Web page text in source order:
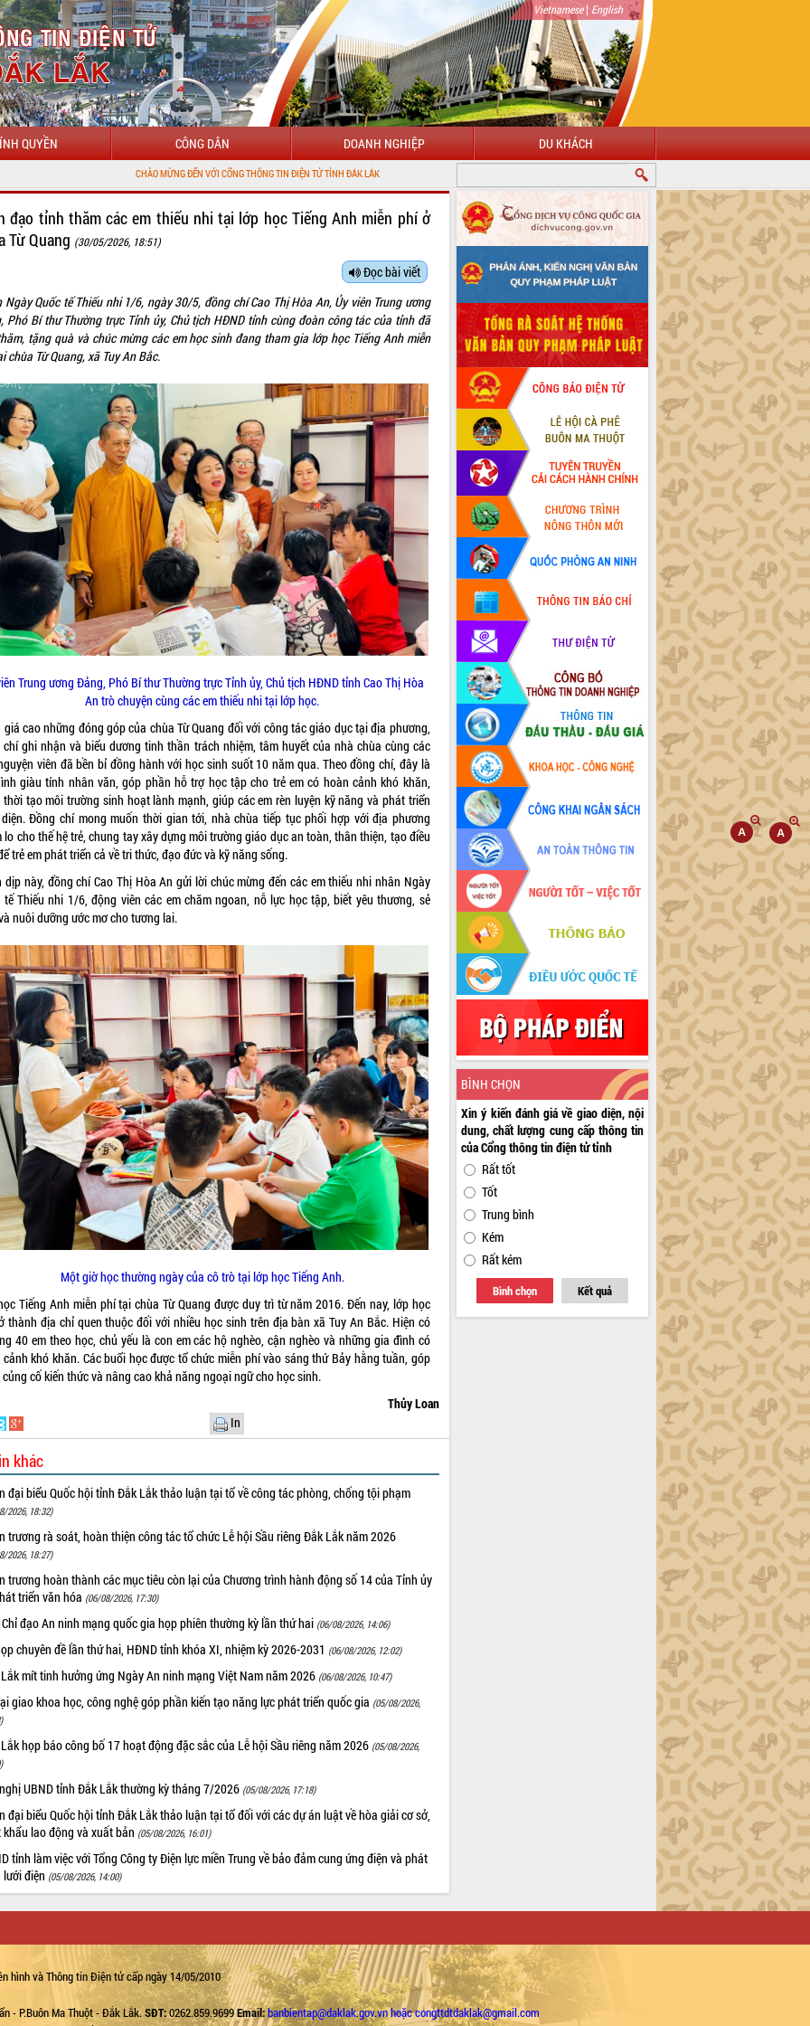
Vietnamese| English
QUYỀN CÔNG DÂN DOANH NGHIỆP DU KHÁCH
CHÀO MỪNG ĐẾN VỚI CỔNG THÔNG TIN ĐIỆN TỬ TỈNH ĐẮK LẮK
đạo tỉnh thăm các em thiếu nhi tại lớp học Tiếng Anh miễn phí ở
Từ Quang (30/05/2026, 18:51)
Đọc bài viết
Ngày Quốc tế Thiếu nhi 1/6, ngày 30/5, đồng chí Cao Thị Hòa An, Ủy viên Trung ương
Phó Bí thư Thường trực Tỉnh ủy, Chủ tịch HĐND tỉnh cùng đoàn công tác của tỉnh đã
tặng quà và chúc mừng các em học sinh đang tham gia lớp học Tiếng Anh miễn
chùa Từ Quang, xã Tuy An Bắc.
Trung ương Đảng, Phó Bí thư Thường trực Tỉnh ủy, Chủ tịch HĐND tỉnhCao Thị Hòa
Antrò chuyện cùng các em thiếu nhi tại lớp học.
cao những đóng góp của chùa Từ Quang đối với công tác giáo dục tại địa phương,
chí ghi nhận và biểu dương tinh thần trách nhiệm, tâm huyết của nhà chùa cùng các
viên đã bền bỉ đồng hành với học sinh suốt 10 năm qua. Theo đồng chí, đây là
giàu tính nhân văn, góp phần hỗ trợ học tập cho trẻ em có hoàn cảnh khó khăn,
thời tạo môi trường sinh hoạt lành mạnh, giúp các em rèn luyện kỹ năng và phát triển
Đồng chí mong muốn thời gian tới, nhà chùa tiếp tục phối hợp với địa phương
lo cho thế hệ trẻ, chung tay xây dựng môi trường giáo dục an toàn, thân thiện, tạo điều
trẻ em phát triển cả về tri thức, đạo đức và kỹ năng sống.
dịp này, đồng chí Cao Thị Hòa An gửi lời chúc mừng đến các em thiếu nhi nhân Ngày
tế Thiếu nhi 1/6, động viên các em chăm ngoan, nỗ lực học tập, biết yêu thương, sẻ
nuôi dưỡng ước mơ cho tương lai.
Một giờ học thường ngày của cô trò tại lớp học Tiếng Anh.
Tiếng Anh miễn phí tại chùa Từ Quang được duy trì từ năm 2016. Đến nay, lớp học
thành địa chỉ quen thuộc đối với nhiều học sinh trên địa bàn xã Tuy An Bắc. Hiện có
40 em theo học, chủ yếu là con em các hộ nghèo, cận nghèo và những gia đình có
khó khăn. Các buổi học được tổ chức miễn phí vào sáng thứ Bảy hằng tuần, góp
cố kiến thức và nâng cao khả năng ngoại ngữ cho học sinh.
Thủy Loan
In
khác
đại biểu Quốc hội tỉnh Đắk Lắk thảo luận tại tổ về công tác phòng, chống tội phạm
2026, 18:32)
trương rà soát, hoàn thiện công tác tổ chức Lễ hội Sầu riêng Đắk Lắk năm 2026
2026, 18:27)
trương hoàn thành các mục tiêu còn lại của Chương trình hành động số 14 của Tỉnh ủy
triển văn hóa (06/08/2026, 17:30)
đạo An ninh mạng quốc gia họp phiên thường kỳ lần thứ hai (06/08/2026, 14:06)
chuyên đề lần thứ hai, HĐND tỉnh khóa XI, nhiệm kỳ 2026-2031 (06/08/2026, 12:02)
mít tinh hưởng ứng Ngày An ninh mạng Việt Nam năm 2026 (06/08/2026, 10:47)
giao khoa học, công nghệ góp phần kiến tạo năng lực phát triển quốc gia (05/08/2026,
họp báo công bố 17 hoạt động đặc sắc của Lễ hội Sầu riêng năm 2026 (05/08/2026,
UBND tỉnh Đắk Lắk thường kỳ tháng 7/2026 (05/08/2026, 17:18)
đại biểu Quốc hội tỉnh Đắk Lắk thảo luận tại tổ đối với các dự án luật về hòa giải cơ sở,
khẩu lao động và xuất bản (05/08/2026, 16:01)
tỉnh làm việc với Tổng Công ty Điện lực miền Trung về bảo đảm cung ứng điện và phát
lưới điện (05/08/2026, 14:00)
BÌNH CHỌN
Xin ý kiến đánh giá về giao diện, nội
dung, chất lượng cung cấp thông tin
của Cổng thông tin điện tử tỉnh
Rất tốt
Tốt
Trung bình
Kém
Rất kém
Bình chọn Kết quả
hình và Thông tin Điện tử cấp ngày 14/05/2010
- P.Buôn Ma Thuột - Đắk Lắk.SĐT:0262.859.9699Email:banbientap@daklak.gov.vn hoặc congttdtdaklak@gmail.com